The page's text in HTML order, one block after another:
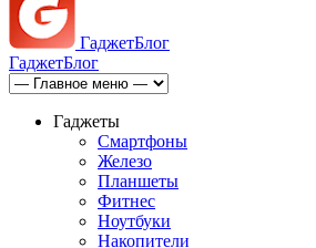
ГаджетБлог
ГаджетБлог
Гаджеты
Смартфоны
Железо
Планшеты
Фитнес
Ноутбуки
Накопители